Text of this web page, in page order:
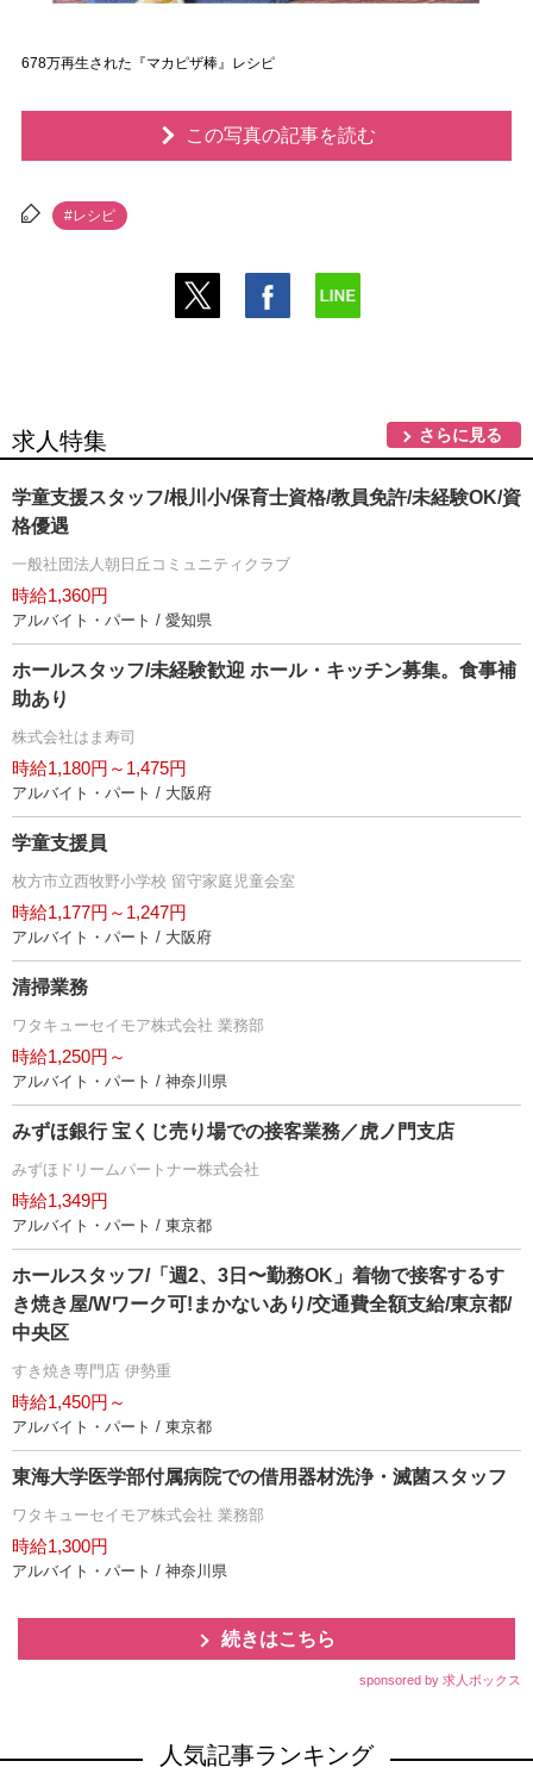
678万再生された『マカピザ棒』レシピ
この写真の記事を読む
#レシピ
求人特集 さらに見る
学童支援スタッフ/根川小/保育士資格/教員免許/未経験OK/資
格優遇
一般社団法人朝日丘コミュニティクラブ
時給1,360円
アルバイト・パート / 愛知県
ホールスタッフ/未経験歓迎 ホール・キッチン募集。食事補
助あり
株式会社はま寿司
時給1,180円～1,475円
アルバイト・パート / 大阪府
学童支援員
枚方市立西牧野小学校 留守家庭児童会室
時給1,177円～1,247円
アルバイト・パート / 大阪府
清掃業務
ワタキューセイモア株式会社 業務部
時給1,250円～
アルバイト・パート / 神奈川県
みずほ銀行 宝くじ売り場での接客業務／虎ノ門支店
みずほドリームパートナー株式会社
時給1,349円
アルバイト・パート / 東京都
ホールスタッフ/「週2、3日〜勤務OK」着物で接客するす
き焼き屋/Wワーク可!まかないあり/交通費全額支給/東京都/
中央区
すき焼き専門店 伊勢重
時給1,450円～
アルバイト・パート / 東京都
東海大学医学部付属病院での借用器材洗浄・滅菌スタッフ
ワタキューセイモア株式会社 業務部
時給1,300円
アルバイト・パート / 神奈川県
続きはこちら
sponsored by 求人ボックス
人気記事ランキング